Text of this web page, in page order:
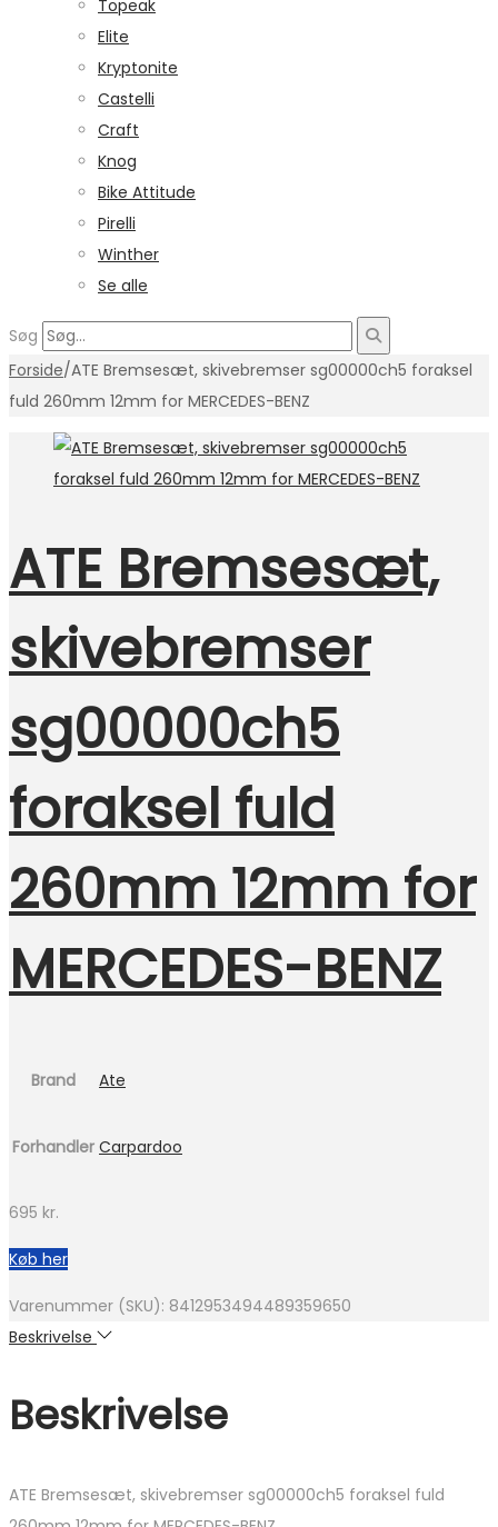
Topeak
Elite
Kryptonite
Castelli
Craft
Knog
Bike Attitude
Pirelli
Winther
Se alle
Søg
Forside/ATE Bremsesæt, skivebremser sg00000ch5 foraksel
fuld 260mm 12mm for MERCEDES-BENZ
ATE Bremsesæt,
skivebremser
sg00000ch5
foraksel fuld
260mm 12mm for
MERCEDES-BENZ
Brand Ate
Forhandler Carpardoo
695 kr.
Køb her
Varenummer (SKU): 8412953494489359650
Beskrivelse
Beskrivelse
ATE Bremsesæt, skivebremser sg00000ch5 foraksel fuld